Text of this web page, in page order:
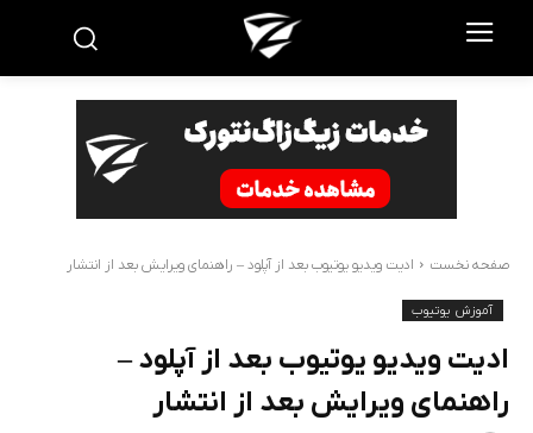
صفحه نخست ادیت ویدیو یوتیوب بعد از آپلود – راهنمای ویرایش بعد از انتشار
آموزش یوتیوب
ادیت ویدیو یوتیوب بعد از آپلود –
راهنمای ویرایش بعد از انتشار